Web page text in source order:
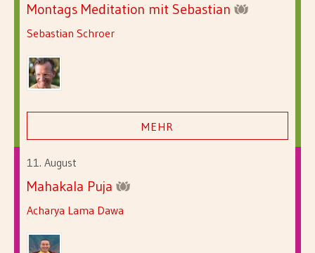
Montags Meditation mit Sebastian
Sebastian Schroer
MEHR
11. August
Mahakala Puja
Acharya Lama Dawa